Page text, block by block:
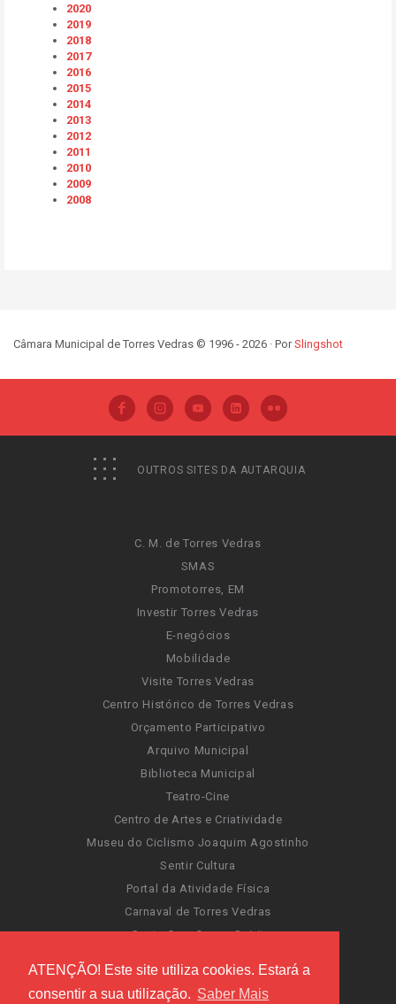
ATENÇÃO! Este site utiliza cookies. Estará a
consentir a sua utilização. Saber Mais
2020
2019
2018
2017
2016
2015
2014
2013
2012
2011
2010
2009
2008
Câmara Municipal de Torres Vedras © 1996 - 2026 · PorSlingshot
OUTROS SITES DA AUTARQUIA
C. M. de Torres Vedras
SMAS
Promotorres, EM
Investir Torres Vedras
E-negócios
Mobilidade
Visite Torres Vedras
Centro Histórico de Torres Vedras
Orçamento Participativo
Arquivo Municipal
Biblioteca Municipal
Teatro-Cine
Centro de Artes e Criatividade
Museu do Ciclismo Joaquim Agostinho
Sentir Cultura
Portal da Atividade Física
Carnaval de Torres Vedras
Santa Cruz Ocean Spirit